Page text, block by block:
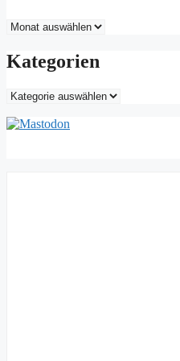
Archiv
Kategorien
Kategorien